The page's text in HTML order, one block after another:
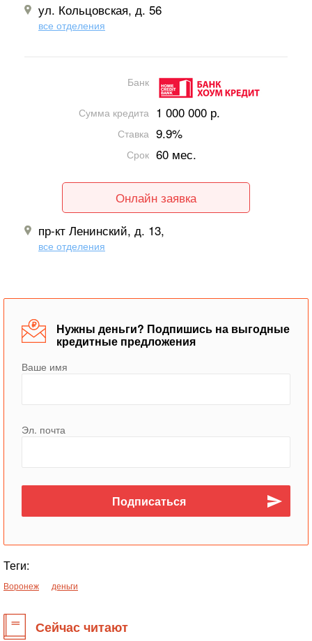
ул. Кольцовская, д. 56
все отделения
Банк
Сумма кредита 1 000 000 р.
Ставка 9.9%
Срок 60 мес.
Онлайн заявка
пр-кт Ленинский, д. 13,
все отделения
Нужны деньги? Подпишись на выгодные
кредитные предложения
Ваше имя
Эл. почта
Теги:
Воронеж деньги
Сейчас читают